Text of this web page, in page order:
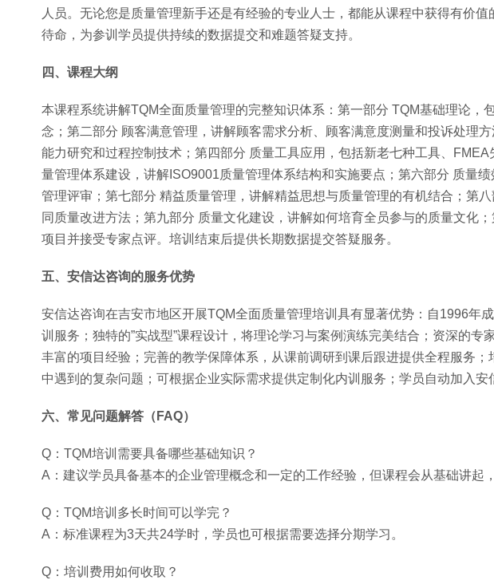
人员。无论您是质量管理新手还是有经验的专业人士，都能从课程中获得有价
待命，为参训学员提供持续的数据提交和难题答疑支持。
四、课程大纲
本课程系统讲解TQM全面质量管理的完整知识体系：第一部分 TQM基础理论，
念；第二部分 顾客满意管理，讲解顾客需求分析、顾客满意度测量和投诉处理
能力研究和过程控制技术；第四部分 质量工具应用，包括新老七种工具、
量管理体系建设，讲解ISO9001质量管理体系结构和实施要点；第六部分 质量
管理评审；第七部分 精益质量管理，讲解精益思想与质量管理的有机结合；第
同质量改进方法；第九部分 质量文化建设，讲解如何培育全员参与的质量文化
项目并接受专家点评。培训结束后提供长期数据提交答疑服务。
五、安信达咨询的服务优势
安信达咨询在吉安市地区开展TQM全面质量管理培训具有显著优势：自1996年
训服务；独特的”实战型”课程设计，将理论学习与案例演练完美结合；资深的
丰富的项目经验；完善的教学保障体系，从课前调研到课后跟进提供全程服务
中遇到的复杂问题；可根据企业实际需求提供定制化内训服务；学员自动加入安
六、常见问题解答（FAQ）
Q：TQM培训需要具备哪些基础知识？
A：建议学员具备基本的企业管理概念和一定的工作经验，但课程会从基础讲起
Q：TQM培训多长时间可以学完？
A：标准课程为3天共24学时，学员也可根据需要选择分期学习。
Q：培训费用如何收取？